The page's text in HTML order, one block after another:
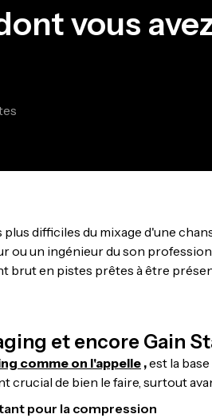
vous
difficiles du mixage d'une
ou un ingénieur du son
brut en pistes prêtes à être
et encore Gain
comme on l'appelle ,est la
crucial de bien le faire, surtout
pour la compression